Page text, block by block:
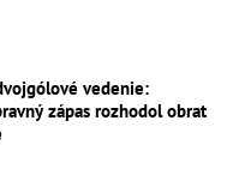
vedenie:
zápas rozhodol obrat